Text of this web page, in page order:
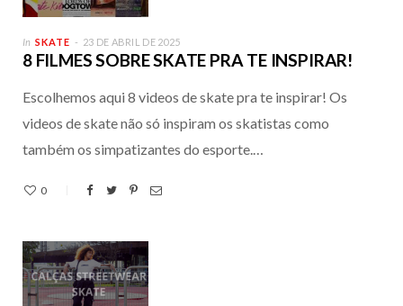
In SKATE 23 DE ABRIL DE 2025
8 FILMES SOBRE SKATE PRA TE INSPIRAR!
Escolhemos aqui 8 videos de skate pra te inspirar! Os
videos de skate não só inspiram os skatistas como
também os simpatizantes do esporte.…
0